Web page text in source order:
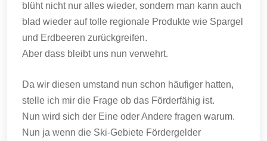
blüht nicht nur alles wieder, sondern man kann auch
blad wieder auf tolle regionale Produkte wie Spargel
und Erdbeeren zurückgreifen.
Aber dass bleibt uns nun verwehrt.
Da wir diesen umstand nun schon häufiger hatten,
stelle ich mir die Frage ob das Förderfähig ist.
Nun wird sich der Eine oder Andere fragen warum.
Nun ja wenn die Ski-Gebiete Fördergelder